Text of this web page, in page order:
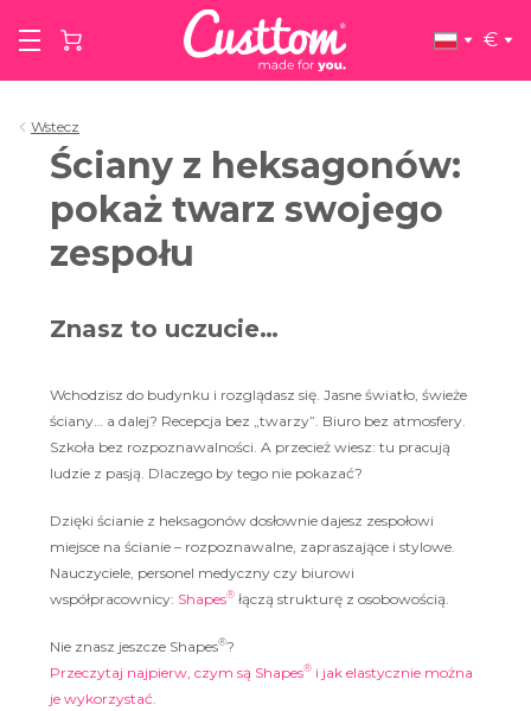
€
Wstecz
Ściany z heksagonów:
pokaż twarz swojego
zespołu
Znasz to uczucie…
Wchodzisz do budynku i rozglądasz się. Jasne światło, świeże
ściany… a dalej? Recepcja bez „twarzy”. Biuro bez atmosfery.
Szkoła bez rozpoznawalności. A przecież wiesz: tu pracują
ludzie z pasją. Dlaczego by tego nie pokazać?
Dzięki ścianie z heksagonów dosłownie dajesz zespołowi
miejsce na ścianie – rozpoznawalne, zapraszające i stylowe.
Nauczyciele, personel medyczny czy biurowi
współpracownicy: Shapes® łączą strukturę z osobowością.
Nie znasz jeszcze Shapes®?
Przeczytaj najpierw, czym są Shapes® i jak elastycznie można
je wykorzystać.